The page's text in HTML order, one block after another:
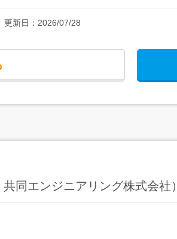
更新日： 2026/07/28
同エンジニアリング株式会社）